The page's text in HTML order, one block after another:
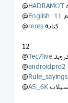
@HADRAMOT
@English_11
@reres كتابة
12
@Tec7live
@androidpro2
@Rule_sayings
@AS_6K